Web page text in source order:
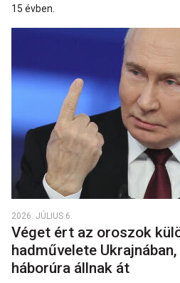
15 évben.
2026. JÚLIUS 6.
Véget ért az oroszok
hadművelete
háborúra állnak át